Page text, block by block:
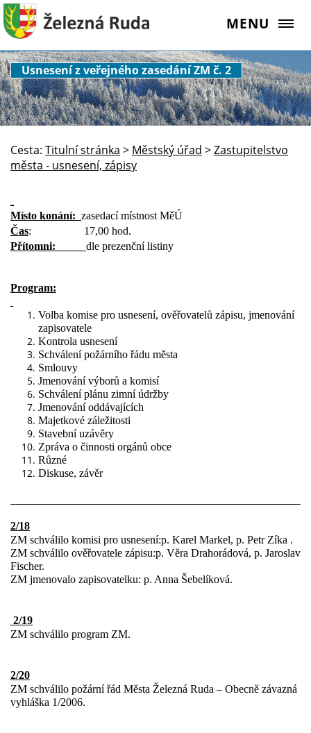
MENU
Usnesení z veřejného zasedání ZM č. 2
Cesta: Titulní stránka > Městský úřad >Zastupitelstvo
města - usnesení, zápisy
Místo konání: zasedací místnost MěÚ
Čas:
17,00 hod.
Přítomni:
dle prezenční listiny
Program:
Volba komise pro usnesení, ověřovatelů zápisu, jmenování
zapisovatele
Kontrola usnesení
Schválení požárního řádu města
Smlouvy
Jmenování výborů a komisí
Schválení plánu zimní údržby
Jmenování oddávajících
Majetkové záležitosti
Stavební uzávěry
Zpráva o činnosti orgánů obce
Různé
Diskuse, závěr
2/18
ZM schválilo komisi pro usnesení:p. Karel Markel, p. Petr Zíka .
ZM schválilo ověřovatele zápisu:p. Věra Drahorádová, p. Jaroslav
Fischer.
ZM jmenovalo zapisovatelku: p. Anna Šebelíková.
2/19
ZM schválilo program ZM.
2/20
ZM schválilo požární řád Města Železná Ruda – Obecně závazná
vyhláška 1/2006.